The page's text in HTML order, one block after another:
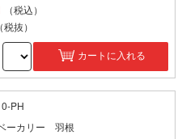
（税込）
（税抜）
カートに入れる
PH
ーカリー 羽根